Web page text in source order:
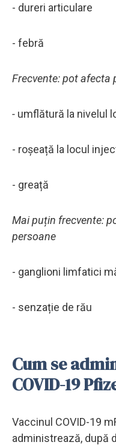
- dureri articulare
- febră
Frecvente: pot afecta
- umflătură la nivelul
- roșeață la locul
- greață
Mai puțin frecvente:
persoane
- ganglioni limfatici
- senzație de rău
Cum se
COVID-19
Vaccinul COVID-19
administrează, după